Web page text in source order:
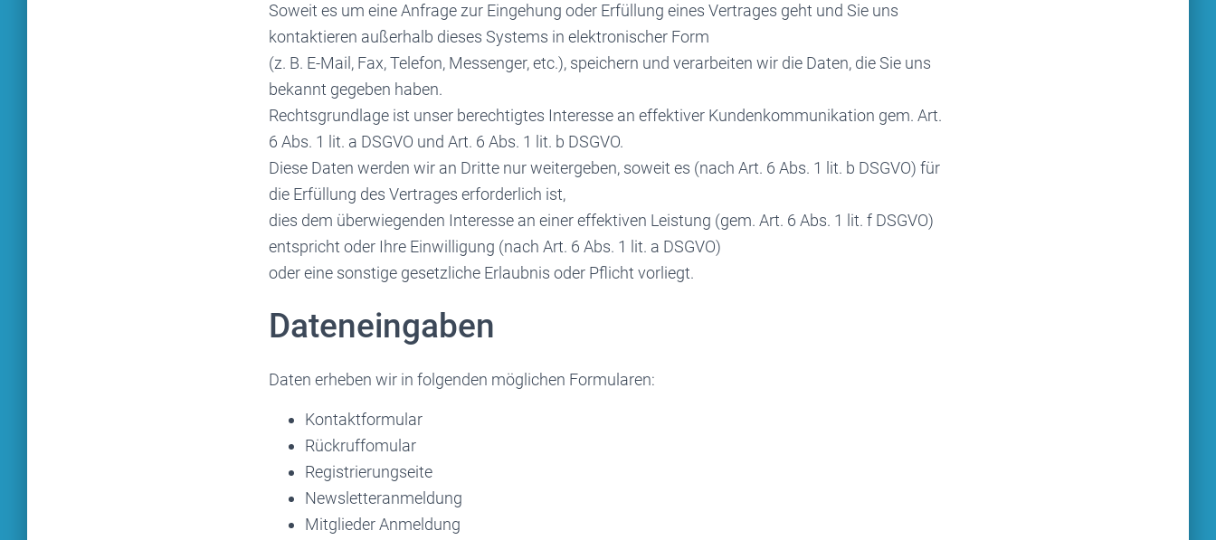
Soweit es um eine Anfrage zur Eingehung oder Erfüllung eines Vertrages geht und Sie uns
kontaktieren außerhalb dieses Systems in elektronischer Form
(z. B. E-Mail, Fax, Telefon, Messenger, etc.), speichern und verarbeiten wir die Daten, die Sie uns
bekannt gegeben haben.
Rechtsgrundlage ist unser berechtigtes Interesse an effektiver Kundenkommunikation gem. Art.
6 Abs. 1 lit. a DSGVO und Art. 6 Abs. 1 lit. b DSGVO.
Diese Daten werden wir an Dritte nur weitergeben, soweit es (nach Art. 6 Abs. 1 lit. b DSGVO) für
die Erfüllung des Vertrages erforderlich ist,
dies dem überwiegenden Interesse an einer effektiven Leistung (gem. Art. 6 Abs. 1 lit. f DSGVO)
entspricht oder Ihre Einwilligung (nach Art. 6 Abs. 1 lit. a DSGVO)
oder eine sonstige gesetzliche Erlaubnis oder Pflicht vorliegt.
Dateneingaben
Daten erheben wir in folgenden möglichen Formularen:
Kontaktformular
Rückruffomular
Registrierungseite
Newsletteranmeldung
Mitglieder Anmeldung